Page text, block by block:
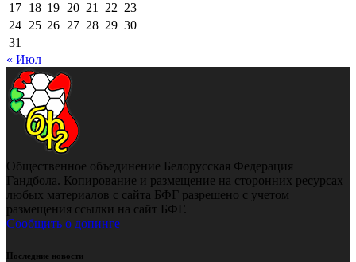
17 18 19 20 21 22 23
24 25 26 27 28 29 30
31
« Июл
Общественное объединение Белорусская Федерация
Гандбола. Копирование и размещение на сторонних ресурсах
любых материалов с сайта БФГ разрешено с учетом
размещения ссылки на сайт БФГ.
Сообщить о допинге
Последние новости